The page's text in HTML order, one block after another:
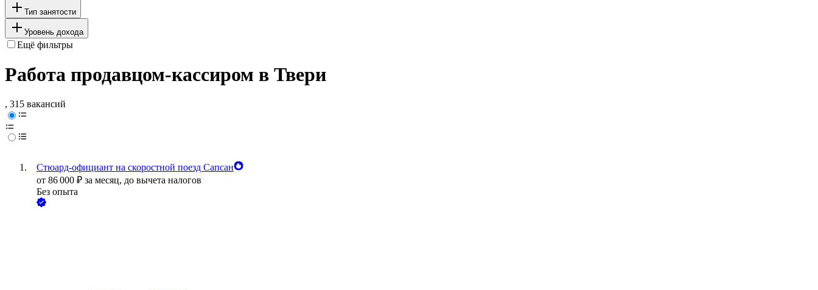
Тип занятости
Уровень дохода
Ещё фильтры
Работа продавцом-кассиром в Твери
, 315 вакансий
Стюард-официант на скоростной поезд Сапсан
от 86 000 ₽ за месяц, до вычета налогов
Без опыта